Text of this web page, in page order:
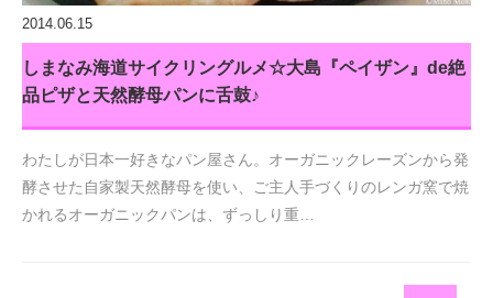
2014.06.15
しまなみ海道サイクリングルメ☆大島『ペイザン』de絶
品ピザと天然酵母パンに舌鼓♪
わたしが日本一好きなパン屋さん。オーガニックレーズンから発
酵させた自家製天然酵母を使い、ご主人手づくりのレンガ窯で焼
かれるオーガニックパンは、ずっしり重…